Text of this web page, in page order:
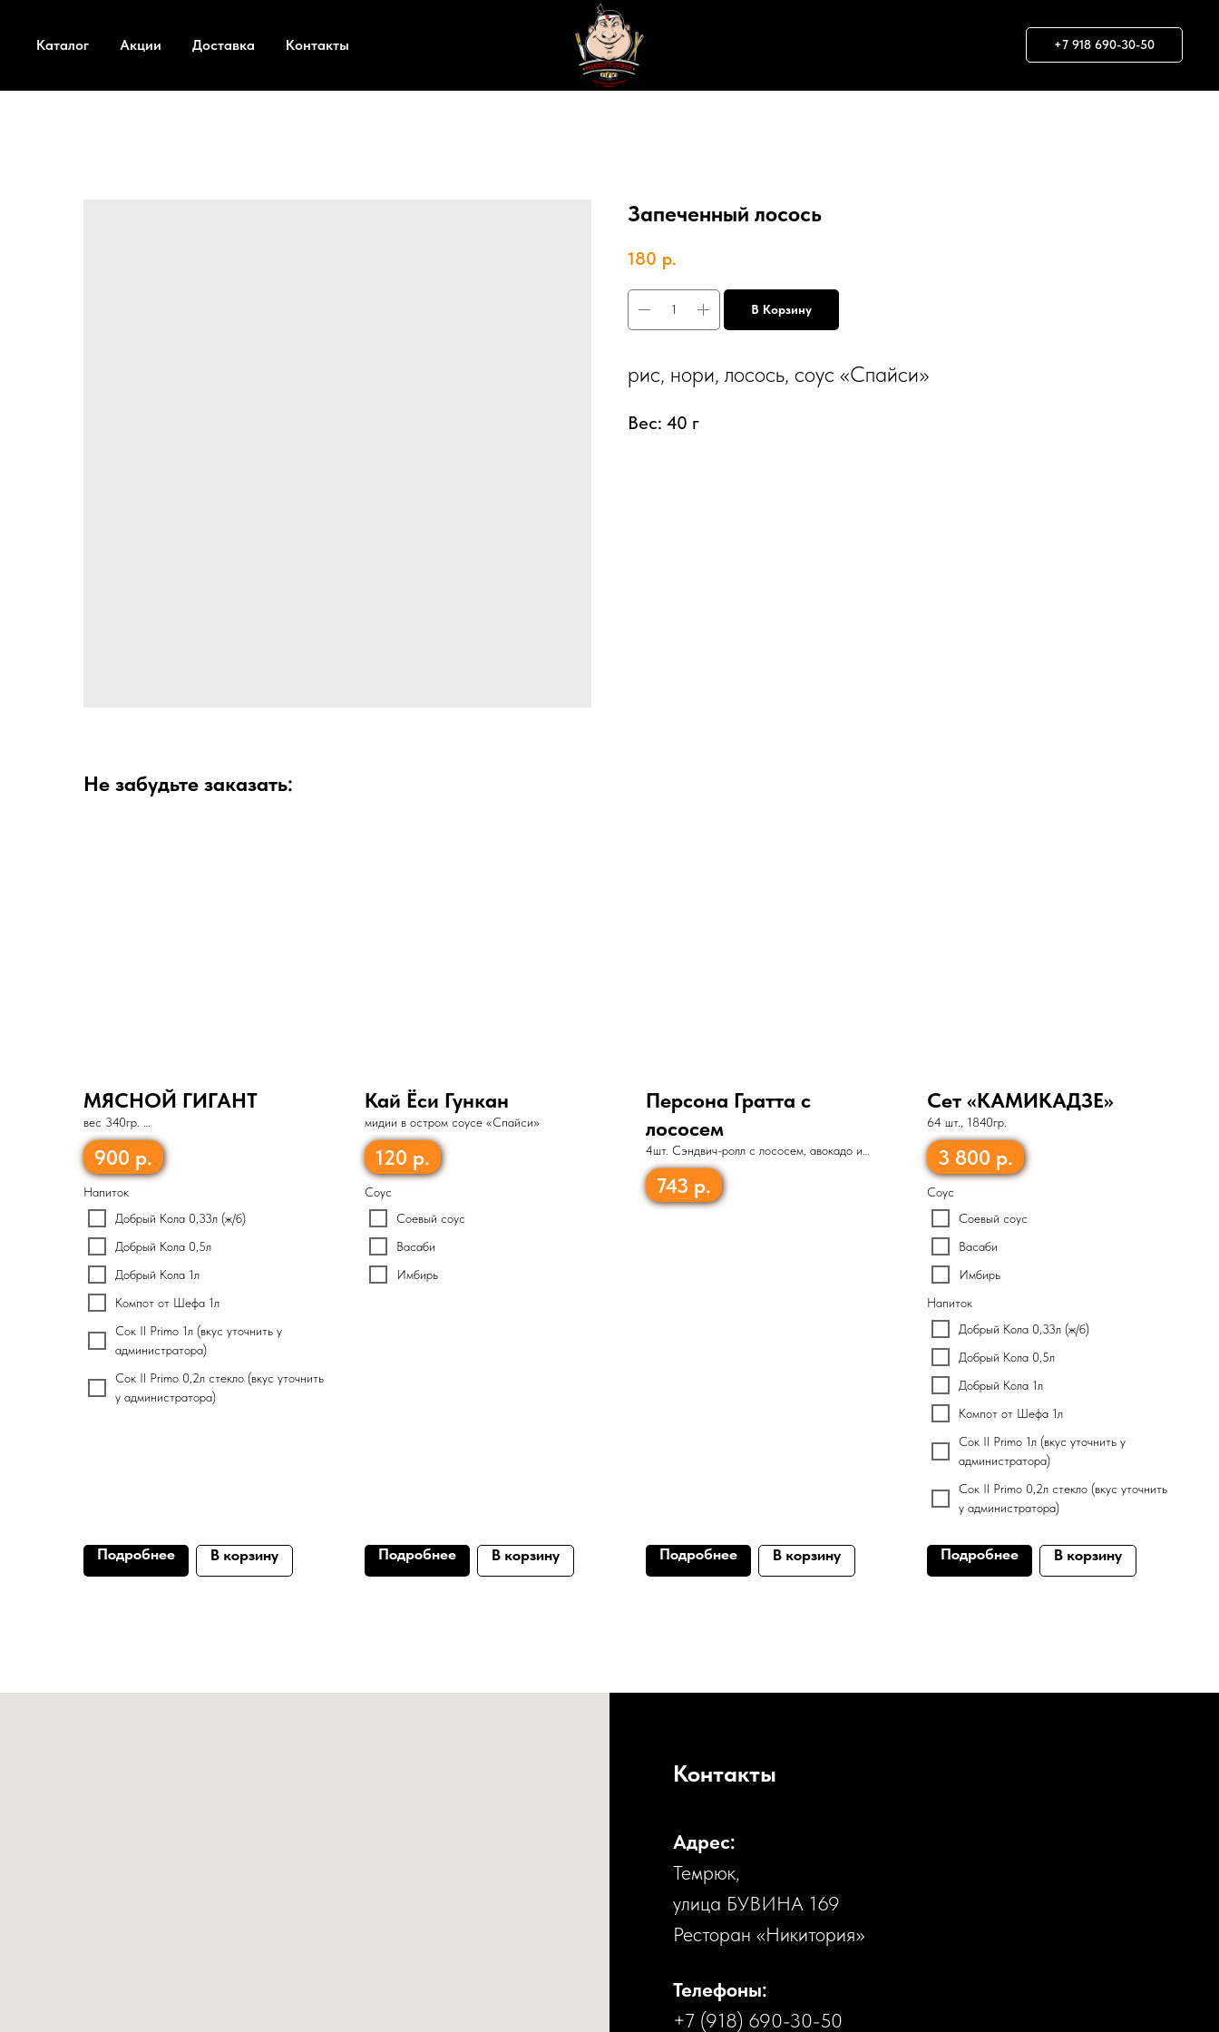
Каталог Акции Доставка Контакты +7 918 690-30-50
Запеченный лосось
180 р.
В Корзину
рис, нори, лосось, соус «Спайси»
Вес: 40 г
Не забудьте заказать:
МЯСНОЙ ГИГАНТ
вес 340гр.
900 р.
Напиток
Добрый Кола 0,33л (ж/б)
Добрый Кола 0,5л
Добрый Кола 1л
Компот от Шефа 1л
Сок Il Primo 1л (вкус уточнить у
администратора)
Сок Il Primo 0,2л стекло (вкус уточнить
у администратора)
Подробнее В корзину
Кай Ёси Гункан
мидии в остром соусе «Спайси»
120 р.
Соус
Соевый соус
Васаби
Имбирь
Подробнее В корзину
Персона Гратта с
лососем
4шт. Сэндвич-ролл с лососем, авокадо и
икрой летучей рыбы, обжаренный в темпуре
743 р.
Подробнее В корзину
Сет «КАМИКАДЗЕ»
64 шт., 1840гр.
3 800 р.
Соус
Соевый соус
Васаби
Имбирь
Напиток
Добрый Кола 0,33л (ж/б)
Добрый Кола 0,5л
Добрый Кола 1л
Компот от Шефа 1л
Сок Il Primo 1л (вкус уточнить у
администратора)
Сок Il Primo 0,2л стекло (вкус уточнить
у администратора)
Подробнее В корзину
Контакты
Адрес:
Темрюк,
улица БУВИНА 169
Ресторан «Никитория»
Телефоны:
+7 (918) 690-30-50